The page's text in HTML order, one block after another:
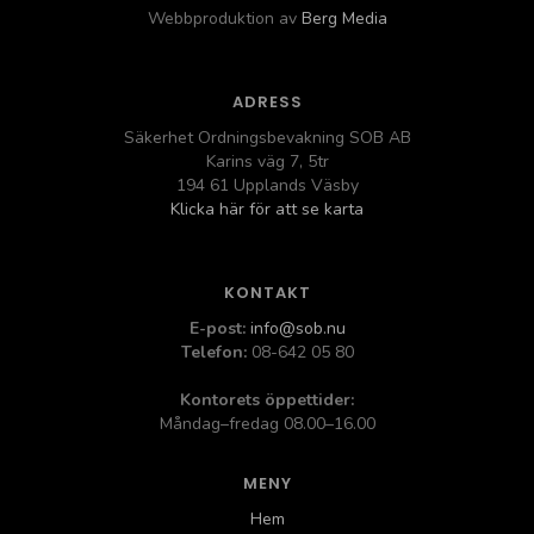
Webbproduktion av Berg Media
ADRESS
Säkerhet Ordningsbevakning SOB AB
Karins väg 7, 5tr
194 61 Upplands Väsby
Klicka här för att se karta
KONTAKT
E-post: info@sob.nu
Telefon:08-642 05 80
Kontorets öppettider:
Måndag–fredag 08.00–16.00
MENY
Hem